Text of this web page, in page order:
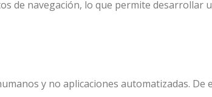
de navegación, lo que permite
y no aplicaciones automatizadas. De